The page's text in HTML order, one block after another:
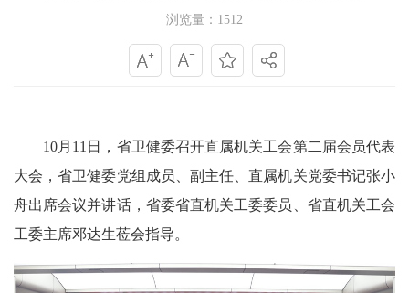
浏览量：1512
10月11日，省卫健委召开直属机关工会第二届会员代表
大会，省卫健委党组成员、副主任、直属机关党委书记张小
舟出席会议并讲话，省委省直机关工委委员、省直机关工会
工委主席邓达生莅会指导。